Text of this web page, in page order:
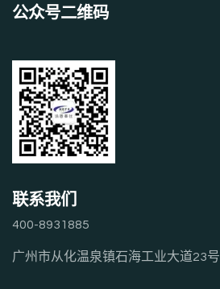
公众号二维码
联系我们
400-8931885
广州市从化温泉镇石海工业大道23号